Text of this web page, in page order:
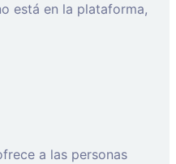
está en la plataforma,
a las personas